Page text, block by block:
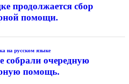
продолжается сбор
помощи.
на русском языке
собрали очередную
помощь.